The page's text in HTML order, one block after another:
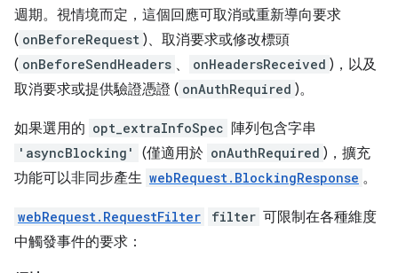
週期。視情境而定，這個回應可取消或重新導向要求
( onBeforeRequest )、取消要求或修改標頭
( onBeforeSendHeaders 、 onHeadersReceived )，以及
取消要求或提供驗證憑證 ( onAuthRequired )。
如果選用的 opt_extraInfoSpec 陣列包含字串
'asyncBlocking' (僅適用於 onAuthRequired )，擴充
功能可以非同步產生 webRequest.BlockingResponse 。
webRequest.RequestFilter filter 可限制在各種維度
中觸發事件的要求：